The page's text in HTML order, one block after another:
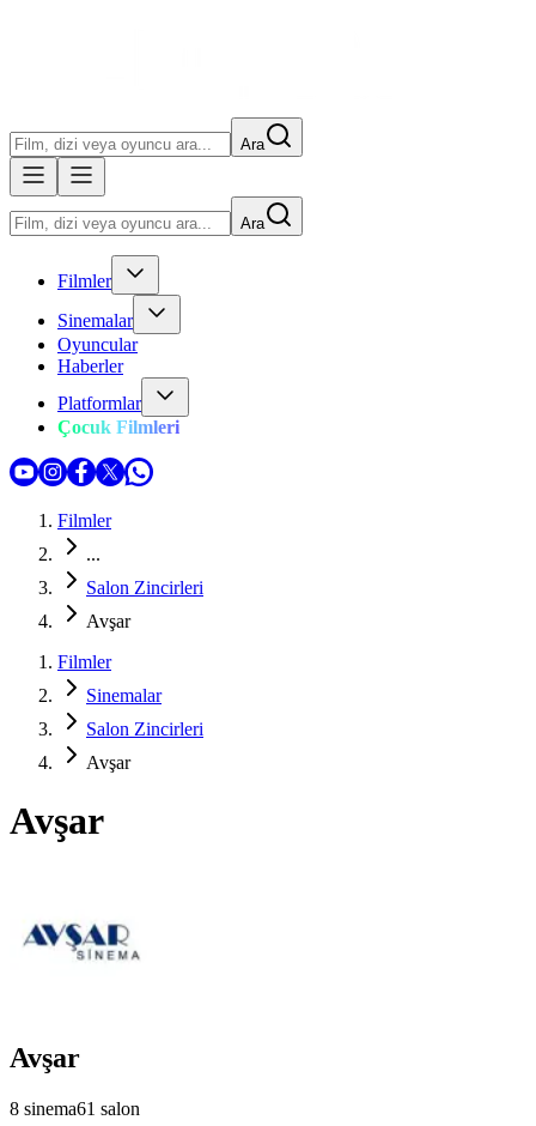
Ara
Ara
Filmler
Sinemalar
Oyuncular
Haberler
Platformlar
Çocuk Filmleri
Filmler
...
Salon Zincirleri
Avşar
Filmler
Sinemalar
Salon Zincirleri
Avşar
Avşar
Avşar
8 sinema61 salon